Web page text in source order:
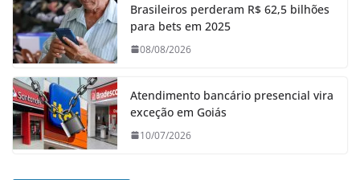
Brasileiros perderam R$ 62,5 bilhões
para bets em 2025
08/08/2026
Atendimento bancário presencial vira
exceção em Goiás
10/07/2026